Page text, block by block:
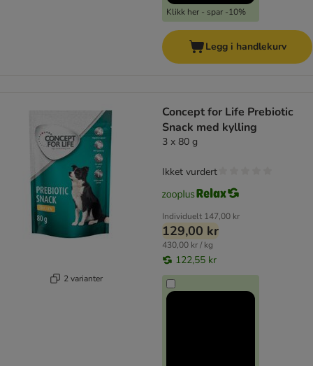
Klikk her - spar -10%
Legg i handlekurv
2 varianter
Concept for Life Prebiotic
Snack med kylling
3 x 80 g
Individuelt 147,00 kr
129,00 kr
430,00 kr / kg
122,55 kr
Ikket vurdert